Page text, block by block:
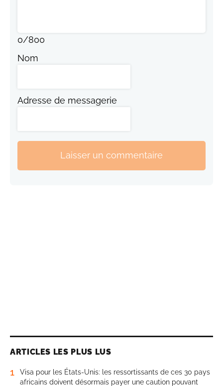
0/800
Nom
Adresse de messagerie
Laisser un commentaire
ARTICLES LES PLUS LUS
1
Visa pour les États-Unis: les ressortissants de ces 30 pays
africains doivent désormais payer une caution pouvant